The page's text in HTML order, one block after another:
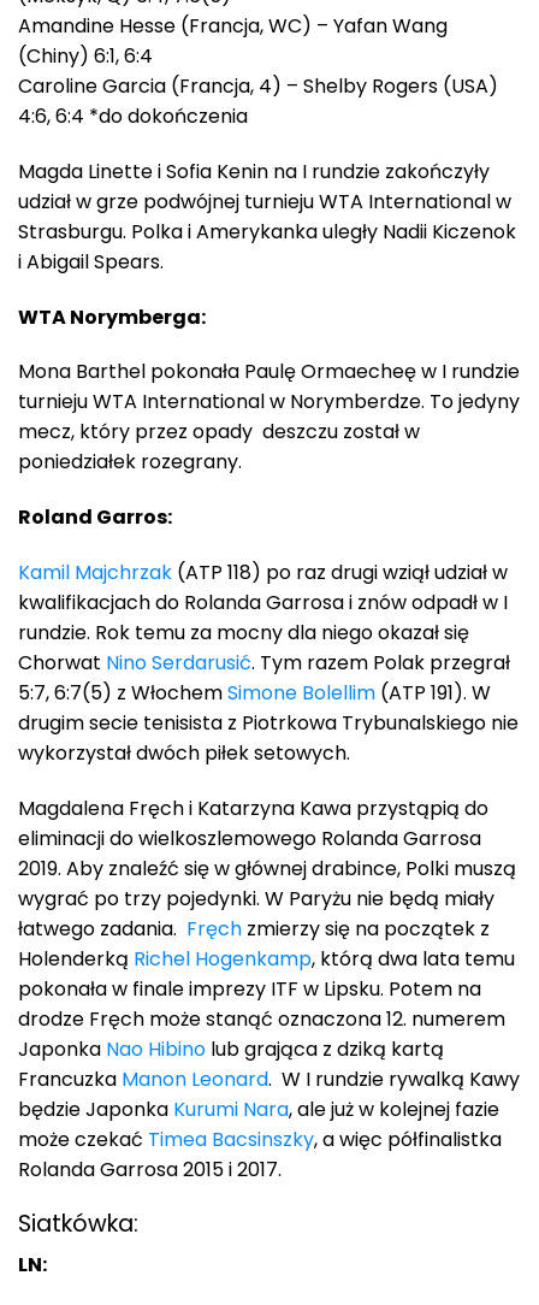
Amandine Hesse (Francja, WC) – Yafan Wang
(Chiny) 6:1, 6:4
Caroline Garcia (Francja, 4) – Shelby Rogers (USA)
4:6, 6:4 *do dokończenia
Magda Linette i Sofia Kenin na I rundzie zakończyły
udział w grze podwójnej turnieju WTA International w
Strasburgu. Polka i Amerykanka uległy Nadii Kiczenok
i Abigail Spears.
WTA Norymberga:
Mona Barthel pokonała Paulę Ormaecheę w I rundzie
turnieju WTA International w Norymberdze. To jedyny
mecz, który przez opady deszczu został w
poniedziałek rozegrany.
Roland Garros:
Kamil Majchrzak (ATP 118) po raz drugi wziął udział w
kwalifikacjach do Rolanda Garrosa i znów odpadł w I
rundzie. Rok temu za mocny dla niego okazał się
Chorwat Nino Serdarusić. Tym razem Polak przegrał
5:7, 6:7(5) z WłochemSimone Bolellim (ATP 191). W
drugim secie tenisista z Piotrkowa Trybunalskiego nie
wykorzystał dwóch piłek setowych.
Magdalena Fręch i Katarzyna Kawa przystąpią do
eliminacji do wielkoszlemowego Rolanda Garrosa
2019. Aby znaleźć się w głównej drabince, Polki muszą
wygrać po trzy pojedynki. W Paryżu nie będą miały
łatwego zadania. Fręch zmierzy się na początek z
Holenderką Richel Hogenkamp, którą dwa lata temu
pokonała w finale imprezy ITF w Lipsku. Potem na
drodze Fręch może stanąć oznaczona 12. numerem
Japonka Nao Hibino lub grająca z dziką kartą
Francuzka Manon Leonard. W I rundzie rywalką Kawy
będzie Japonka Kurumi Nara, ale już w kolejnej fazie
może czekać Timea Bacsinszky, a więc półfinalistka
Rolanda Garrosa 2015 i 2017.
Siatkówka:
LN: